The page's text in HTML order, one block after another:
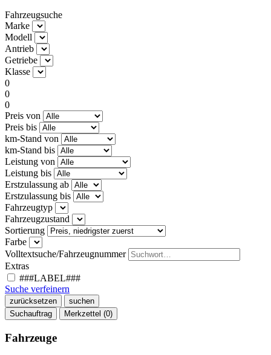
Fahrzeugsuche
Marke
Modell
Antrieb
Getriebe
Klasse
0
0
0
Preis von
Preis bis
km-Stand von
km-Stand bis
Leistung von
Leistung bis
Erstzulassung ab
Erstzulassung bis
Fahrzeugtyp
Fahrzeugzustand
Sortierung
Farbe
Volltextsuche/Fahrzeugnummer
Extras
###LABEL###
Suche verfeinern
zurücksetzen
suchen
Suchauftrag
Merkzettel (0)
Fahrzeuge